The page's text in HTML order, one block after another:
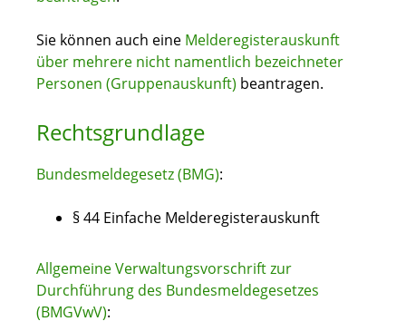
Sie können auch eine Melderegisterauskunft
über mehrere nicht namentlich bezeichneter
Personen (Gruppenauskunft) beantragen.
Rechtsgrundlage
Bundesmeldegesetz (BMG):
§ 44 Einfache Melderegisterauskunft
Allgemeine Verwaltungsvorschrift zur
Durchführung des Bundesmeldegesetzes
(BMGVwV):